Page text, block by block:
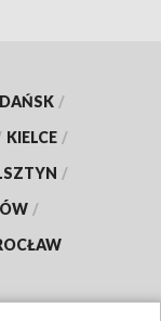
/
KIELCE /
/
/